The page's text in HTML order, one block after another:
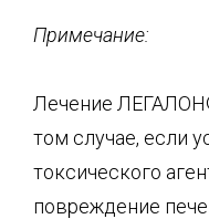
Примечание:
Лечение
том случае, если
токсического
повреждение